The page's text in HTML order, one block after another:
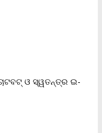
ଓ ସ୍ୱତନ୍ତ୍ର ଇ-